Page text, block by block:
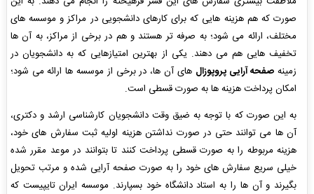
صورت که هم هزینه هایی که برای کارهای دانشجویی در مراکز و موسسه های
مختلف، ارائه می شود؛ به صرفه تر هستند و هم در برخی از مراکز، به آن ها
تخفیف هایی هم می دهند. یکی از بهترین امتیازهایی که به دانشجویان در
زمینه صفحه آرایی پروپوزال های آن ها، در برخی از موسسه ها ارائه می شود؛
امکان پرداخت هزینه ها به صورت قسطی است.
به این صورت که با توجه به ضیق وقت دانشجویان کارشناسی ارشد و دکتری،
آن ها می توانند حتی در صورت نداشتن هزینه اولیه ثبت سفارش های خود،
هزینه مربوطه را به صورت قسطی پرداخت کنند تا بتوانند در موعد مقرر شده
خیلی سریع سفارش های خود را به صورت صفحه آرایی شده و مرتب تحویل
بگیرند و آن ها را به استاد دانشگاه خود بسپارند. موسسه ایران تایپیست که